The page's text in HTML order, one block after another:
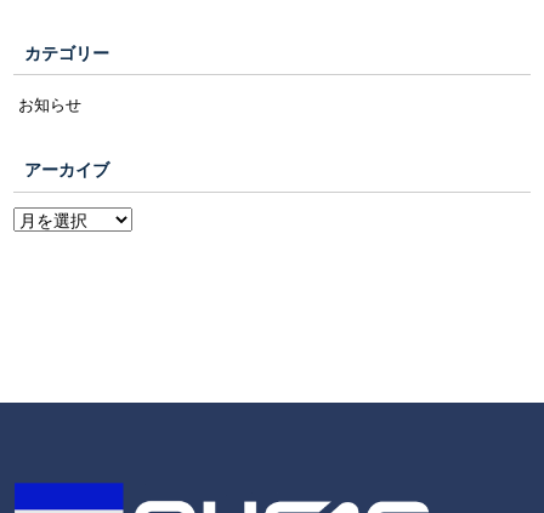
カテゴリー
お知らせ
アーカイブ